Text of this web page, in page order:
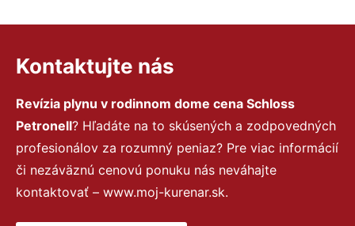
Kontaktujte nás
Revízia plynu v rodinnom dome cena Schloss
Petronell? Hľadáte na to skúsených a zodpovedných
profesionálov za rozumný peniaz? Pre viac informácií
či nezáväznú cenovú ponuku nás neváhajte
kontaktovať – www.moj-kurenar.sk.